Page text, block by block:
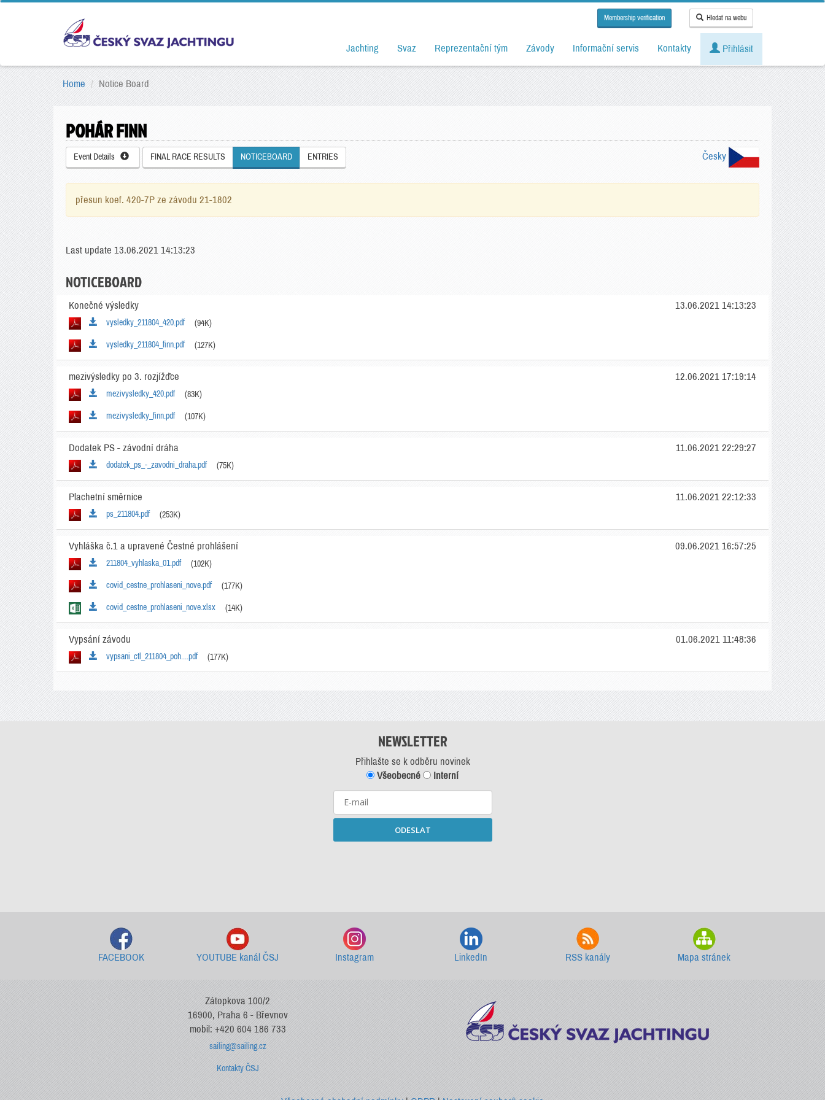
Membership verification Hledat na webu
Jachting Svaz Reprezentační tým Závody Informační servis Kontakty Přihlásit
Home Notice Board
POHÁR FINN
Event Details FINAL RACE RESULTS NOTICEBOARD ENTRIES Česky
přesun koef. 420-7P ze závodu 21-1802
Last update 13.06.2021 14:13:23
NOTICEBOARD
Konečné výsledky
vysledky_211804_420.pdf (94K)
vysledky_211804_finn.pdf (127K)
13.06.2021 14:13:23
mezivýsledky po 3. rozjížďce
mezivysledky_420.pdf (83K)
mezivysledky_finn.pdf (107K)
12.06.2021 17:19:14
Dodatek PS - závodní dráha
dodatek_ps_-_zavodni_draha.pdf (75K)
11.06.2021 22:29:27
Plachetní směrnice
ps_211804.pdf (253K)
11.06.2021 22:12:33
Vyhláška č.1 a upravené Čestné prohlášení
211804_vyhlaska_01.pdf (102K)
covid_cestne_prohlaseni_nove.pdf (177K)
covid_cestne_prohlaseni_nove.xlsx (14K)
09.06.2021 16:57:25
Vypsání závodu
vypsani_ctl_211804_poh....pdf (177K)
01.06.2021 11:48:36
NEWSLETTER
Přihlašte se k odběru novinek
Všeobecné
Interní
ODESLAT
FACEBOOK YOUTUBE kanál ČSJ Instagram LinkedIn RSS kanály Mapa stránek
Zátopkova 100/2
16900, Praha 6 - Břevnov
mobil: +420 604 186 733
sailing@sailing.cz
Kontakty ČSJ